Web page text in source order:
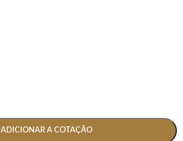
ADICIONAR A COTAÇÃO